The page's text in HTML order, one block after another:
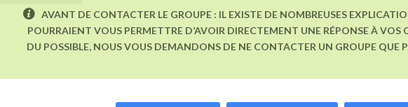
AVANT DE CONTACTER LE GROUPE : IL EXISTE DE NOMBREUSES
POURRAIENT VOUS PERMETTRE D’AVOIR DIRECTEMENT UNE RÉPONSE À VOS
DU POSSIBLE, NOUS VOUS DEMANDONS DE NE CONTACTER UN GROUPE QUE